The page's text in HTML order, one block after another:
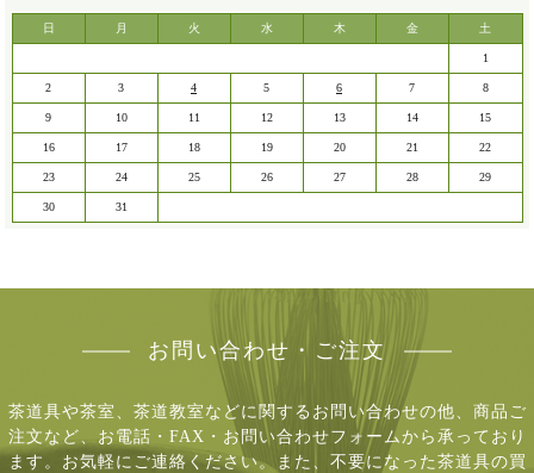
日 月 火 水 木 金 土
1
2 3 4 5 6 7 8
9 10 11 12 13 14 15
16 17 18 19 20 21 22
23 24 25 26 27 28 29
30 31
お問い合わせ・ご注文
茶道具や茶室、茶道教室などに関するお問い合わせの他、商品ご
注文など、 お電話・FAX・お問い合わせフォームから承っており
ます。お気軽にご連絡ください。 また、不要になった茶道具の買